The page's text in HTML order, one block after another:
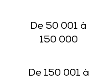
De 50 001 à
150 000
De 150 001 à